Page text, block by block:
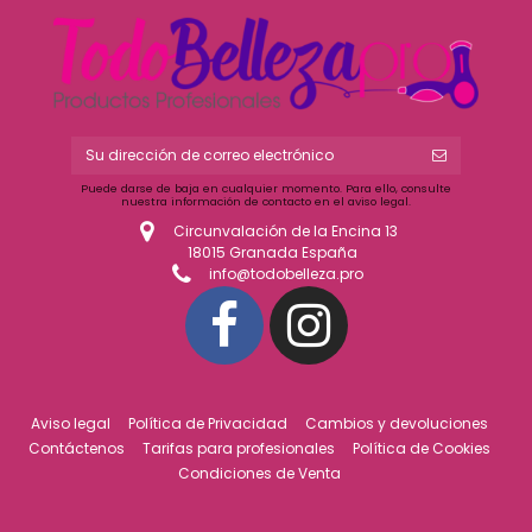
Puede darse de baja en cualquier momento. Para ello, consulte
nuestra información de contacto en el aviso legal.
Circunvalación de la Encina 13
18015 Granada España
info@todobelleza.pro
Aviso legal Política de Privacidad
Cambios y devoluciones
Contáctenos
Tarifas para profesionales
Política de Cookies
Condiciones de Venta